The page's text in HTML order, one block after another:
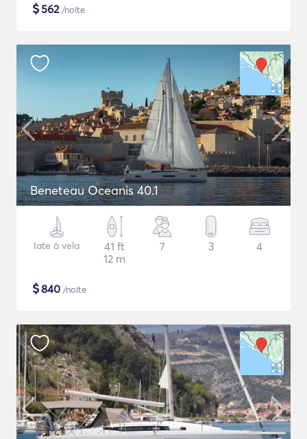
$562/noite
Beneteau Oceanis 40.1
Iate à vela
41 ft
12 m
7 3 4
$840 /noite